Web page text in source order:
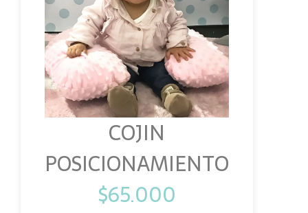
COJIN
POSICIONAMIENTO
$65.000